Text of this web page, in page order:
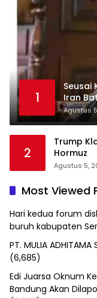
1
Seusai
Iran
Agustus
2
Trump
Hormuz
Agustus 5,
Most Viewed
Hari kedua forum
buruh kabupaten
PT. MULIA ADHITAMA
(6,685)
Edi Juarsa Oknum
Bandung Akan